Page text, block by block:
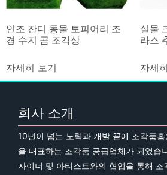
인조 잔디 동물 토피어리 조
경 수지 곰 조각상
자세히 보기
실물
라스
자세
회사 소개
10년이 넘는 노력과 개발 끝에 조각품
을 대표하는 조각품 공급업체가 되었습
자이너 및 아티스트와의 협업을 통해 조